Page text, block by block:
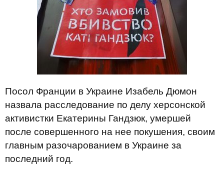
Посол Франции в Украине Изабель Дюмон
назвала расследование по делу херсонской
активистки Екатерины Гандзюк, умершей
после совершенного на нее покушения, своим
главным разочарованием в Украине за
последний год.